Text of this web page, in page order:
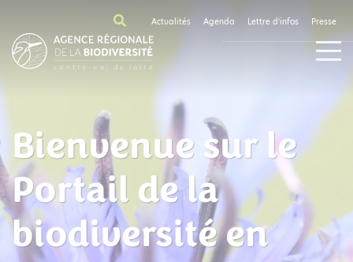
Actualités Agenda Lettre d'infos Presse
Bienvenue sur le
Portail de la
biodiversité en